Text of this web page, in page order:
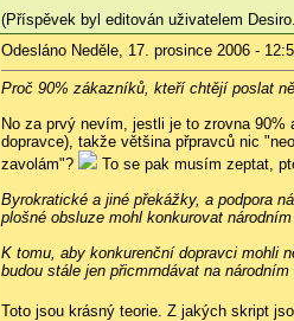
(Příspěvek byl editován uživatelem
Odesláno Neděle, 17. prosince 2006 -
Proč 90% zákazníků, kteří chtějí poslat
No za prvý nevím, jestli je to zrovna 90%
dopravce), takže většina přpravců nic
zavolám"?
To se pak musím zeptat,
Byrokratické a jiné překážky, a podpora
plošné obsluze mohl konkurovat
K tomu, aby konkurenční dopravci mohli
budou stále jen přicmrndávat na národním
Toto jsou krásný teorie. Z jakých skript